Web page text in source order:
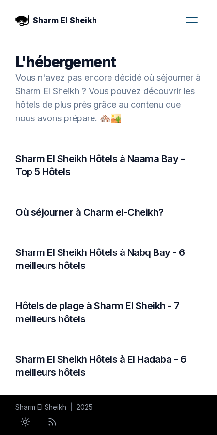
Sharm El Sheikh
L'hébergement
Vous n'avez pas encore décidé où séjourner à
Sharm El Sheikh ? Vous pouvez découvrir les
hôtels de plus près grâce au contenu que
nous avons préparé. 🏘️🏜️
Sharm El Sheikh Hôtels à Naama Bay -
Top 5 Hôtels
Où séjourner à Charm el-Cheikh?
Sharm El Sheikh Hôtels à Nabq Bay - 6
meilleurs hôtels
Hôtels de plage à Sharm El Sheikh - 7
meilleurs hôtels
Sharm El Sheikh Hôtels à El Hadaba - 6
meilleurs hôtels
Sharm El Sheikh 2025
Toggle theme
RSS